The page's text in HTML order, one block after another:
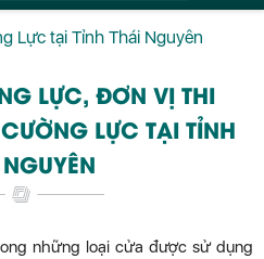
Lực tại Tỉnh Thái Nguyên
LỰC, ĐƠN VỊ THI
LỰC TẠI TỈNH
những loại cửa được sử dụng